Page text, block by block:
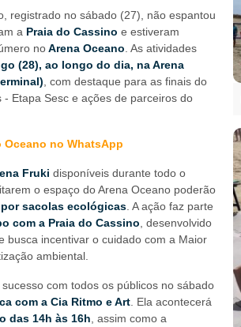
registrado no sábado (27), não espantou
a Praia do Cassino e estiveram
noArena Oceano . As atividades
(28), ao longo do dia, na Arena
, com destaque para as finais do
- Etapa Sesc e ações de parceiros do
no WhatsApp
Fruki disponíveis durante todo o
o espaço do Arena Oceano poderão
sacolas ecológicas . A ação faz parte
com a Praia do Cassino , desenvolvido
busca incentivar o cuidado com a Maior
ambiental.
com todos os públicos no sábado
com a Cia Ritmo e Art . Ela acontecerá
das 14h às 16h , assim como a